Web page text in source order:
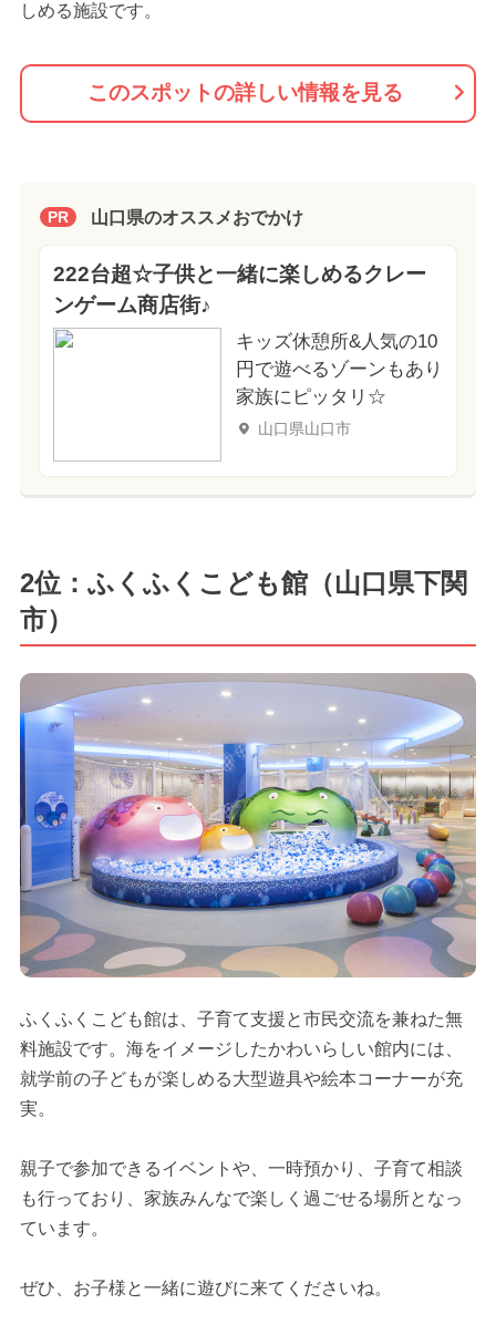
しめる施設です。
このスポットの詳しい情報を見る
PR 山口県のオススメおでかけ
222台超☆子供と一緒に楽しめるクレー
ンゲーム商店街♪
キッズ休憩所&人気の10
円で遊べるゾーンもあり
家族にピッタリ☆
山口県山口市
2位：ふくふくこども館（山口県下関
市）
ふくふくこども館は、子育て支援と市民交流を兼ねた無
料施設です。海をイメージしたかわいらしい館内には、
就学前の子どもが楽しめる大型遊具や絵本コーナーが充
実。
親子で参加できるイベントや、一時預かり、子育て相談
も行っており、家族みんなで楽しく過ごせる場所となっ
ています。
ぜひ、お子様と一緒に遊びに来てくださいね。